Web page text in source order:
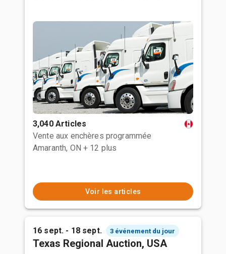
3,040 Articles
Vente aux enchères programmée
Amaranth, ON + 12 plus
Voir les articles
16 sept. - 18 sept. 3 événement du jour
Texas Regional Auction, USA